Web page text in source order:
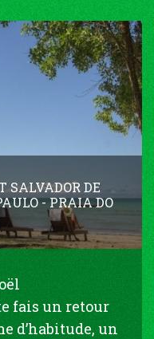
SALVADOR DE
- PRAIA DO
fais un retour
d’habitude, un